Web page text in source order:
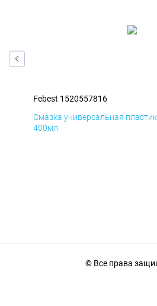
Febest 1520557816
Смазка универсальная
400мл
© Все права